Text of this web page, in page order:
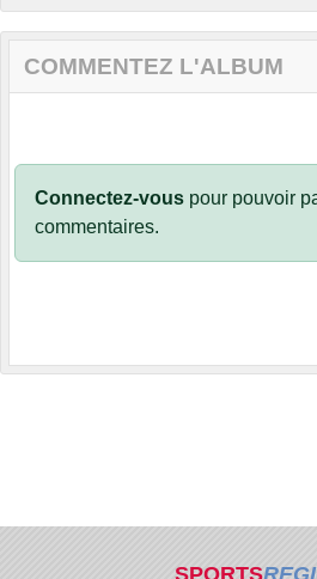
COMMENTEZ L'ALBUM
Connectez-vous pour pouvoir
commentaires.
SPORTS